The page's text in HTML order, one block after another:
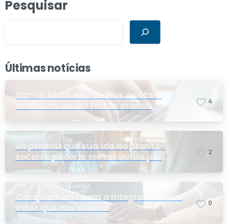
Pesquisar
Últimas notícias
Planos PASA e PASA Plus adotam
estrutura de dez faixas etárias
conforme exigência da ANS e do STF
4
Já pensou que sua ida ao pronto-
socorro poderia ser resolvida por
telemedicina?
2
Compromisso com a integridade: um
valor que nos orienta
0